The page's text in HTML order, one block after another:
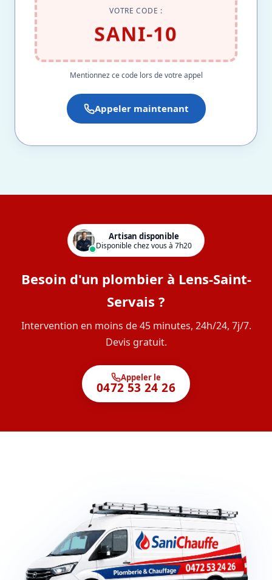
VOTRE CODE :
SANI-10
Mentionnez ce code lors de votre appel
Appeler maintenant
Artisan disponible
Disponible chez vous à 7h20
Besoin d'un plombier à Lens-Saint-
Servais ?
Intervention en moins de 45 minutes, 24h/24, 7j/7.
Devis gratuit.
Appeler le
0472 53 24 26